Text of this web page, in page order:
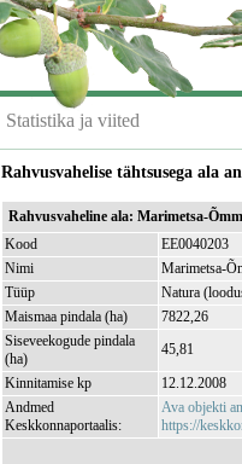
Statistika ja viited
Rahvusvahelise tähtsusega ala
Rahvusvaheline ala: Marimetsa-
Kood
EE0040203
Nimi
Marimetsa-
Tüüp
Natura
Maismaa pindala (ha)
7822,26
Siseveekogude pindala
(ha)
45,81
Kinnitamise kp
12.12.2008
Andmed
Keskkonnaportaalis:
Ava objekti
https://